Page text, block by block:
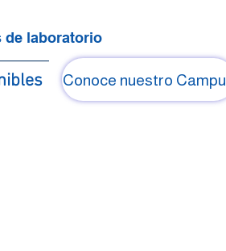
de laboratorio
Conoce nuestro